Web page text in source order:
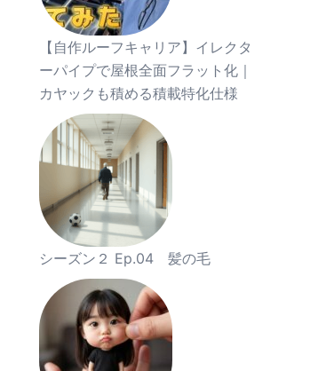
【自作ルーフキャリア】イレクタ
ーパイプで屋根全面フラット化｜
カヤックも積める積載特化仕様
シーズン２ Ep.04 髪の毛